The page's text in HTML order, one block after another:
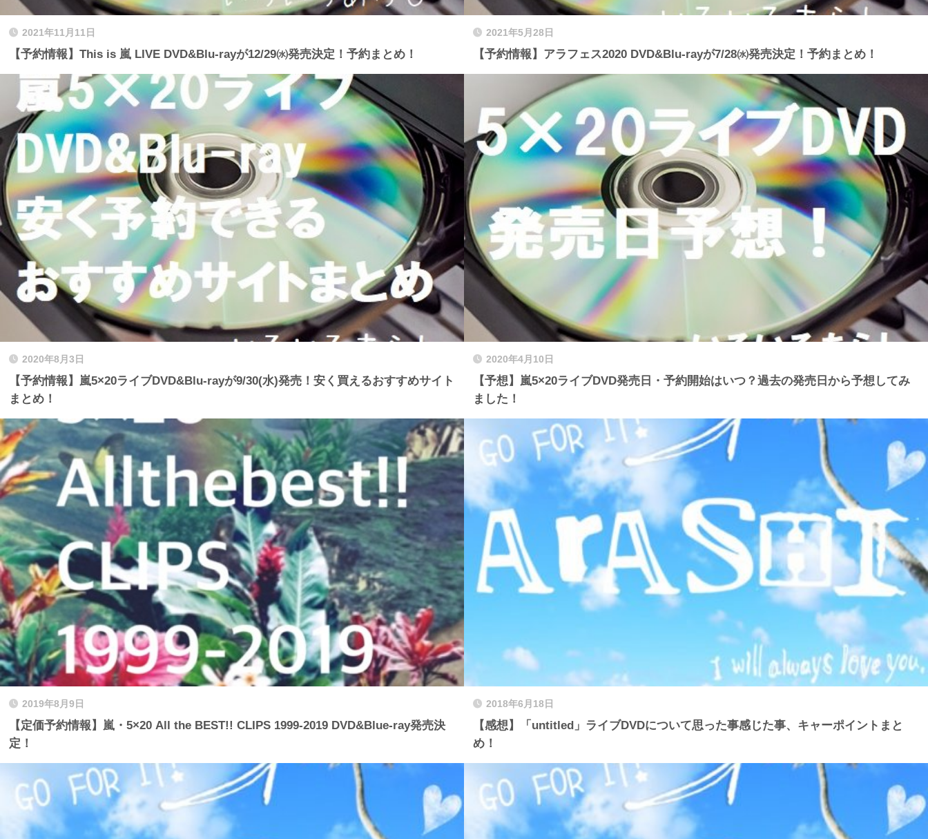
2021年11月11日
【予約情報】This is 嵐 LIVE DVD&Blu-rayが12/29㈬発売決定！予約まとめ！
2021年5月28日
【予約情報】アラフェス2020 DVD&Blu-rayが7/28㈬発売決定！予約まとめ！
2020年8月3日
【予約情報】嵐5×20ライブDVD&Blu-rayが9/30(水)発売！安く買えるおすすめサイト
まとめ！
2020年4月10日
【予想】嵐5×20ライブDVD発売日・予約開始はいつ？過去の発売日から予想してみ
ました！
2019年8月9日
【定価予約情報】嵐・5×20 All the BEST!! CLIPS 1999-2019 DVD&Blue-ray発売決
定！
2018年6月18日
【感想】「untitled」ライブDVDについて思った事感じた事、キャーポイントまと
め！